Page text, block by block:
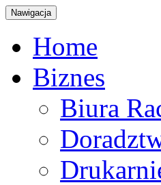
Nawigacja
Home
Biznes
Biura